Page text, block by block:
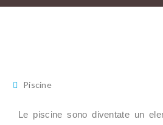
Piscine
Le piscine sono diventate un